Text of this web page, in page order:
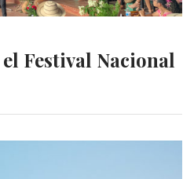
Festival Nacional